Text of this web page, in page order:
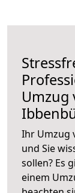
Umzug
Ihr Umzug
und Sie
sollen? Es
einem